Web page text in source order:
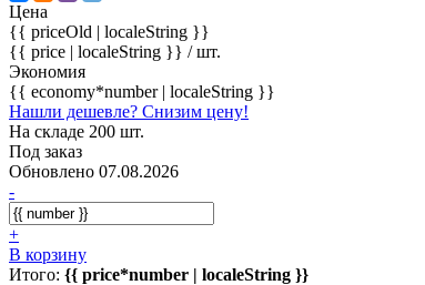
Цена
{{ priceOld | localeString }}
{{ price | localeString }} / шт.
Экономия
{{ economy*number | localeString }}
Нашли дешевле? Снизим цену!
На складе 200 шт.
Под заказ
Обновлено 07.08.2026
-
+
В корзину
Итого: {{ price*number | localeString }}